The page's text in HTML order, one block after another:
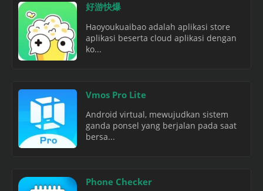
好游快爆
Haoyoukuaibao adalah aplikasi store
aplikasi beserta cloud aplikasi dengan
ko...
Vmos Pro Lite
Android virtual, mewujudkan sistem
ganda ponsel yang berjalan pada saat
bersa...
Phone Checker